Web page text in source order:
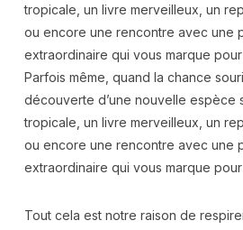
tropicale, un livre merveilleux, un
ou encore une rencontre avec une
extraordinaire qui vous marque
Parfois même, quand la chance
découverte d’une nouvelle espèce
tropicale, un livre merveilleux, un
ou encore une rencontre avec une
extraordinaire qui vous marque
Tout cela est notre raison de